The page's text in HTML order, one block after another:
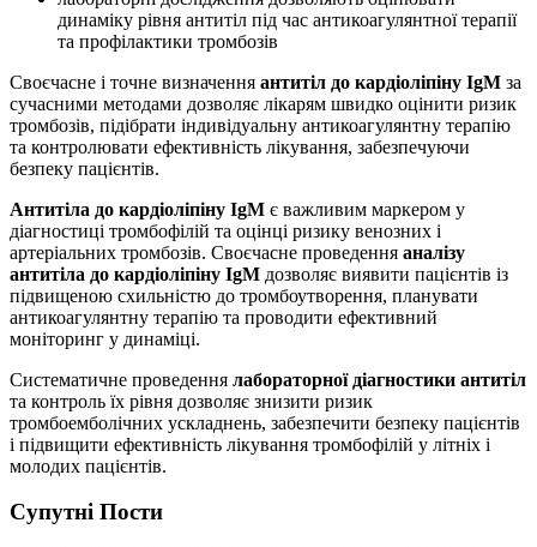
динаміку рівня антитіл під час антикоагулянтної терапії
та профілактики тромбозів
Своєчасне і точне визначення антитіл до кардіоліпіну IgM за
сучасними методами дозволяє лікарям швидко оцінити ризик
тромбозів, підібрати індивідуальну антикоагулянтну терапію
та контролювати ефективність лікування, забезпечуючи
безпеку пацієнтів.
Антитіла до кардіоліпіну IgM є важливим маркером у
діагностиці тромбофілій та оцінці ризику венозних і
артеріальних тромбозів. Своєчасне проведення аналізу
антитіла до кардіоліпіну IgM дозволяє виявити пацієнтів із
підвищеною схильністю до тромбоутворення, планувати
антикоагулянтну терапію та проводити ефективний
моніторинг у динаміці.
Систематичне проведення лабораторної діагностики антитіл
та контроль їх рівня дозволяє знизити ризик
тромбоемболічних ускладнень, забезпечити безпеку пацієнтів
і підвищити ефективність лікування тромбофілій у літніх і
молодих пацієнтів.
Супутні Поcти